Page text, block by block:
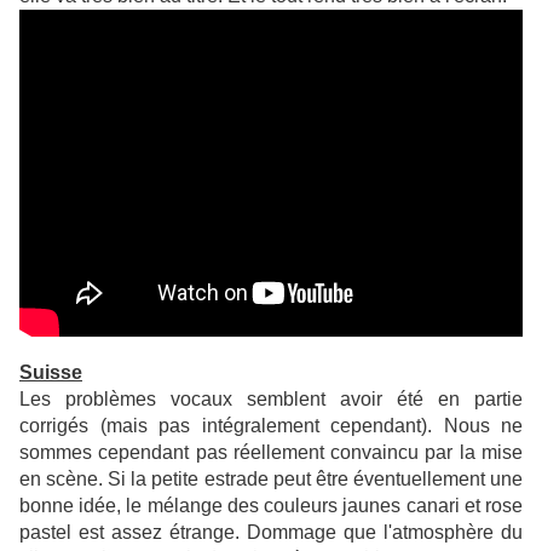
Suisse
Les problèmes vocaux semblent avoir été en partie
corrigés (mais pas intégralement cependant). Nous ne
sommes cependant pas réellement convaincu par la mise
en scène. Si la petite estrade peut être éventuellement une
bonne idée, le mélange des couleurs jaunes canari et rose
pastel est assez étrange. Dommage que l'atmosphère du